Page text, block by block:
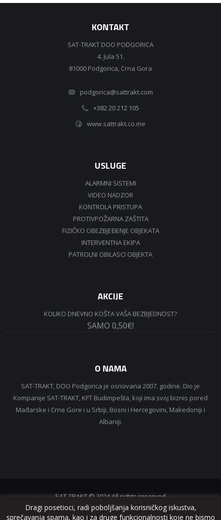
KONTAKT
SAT-TRAKT DOO PODGORICA
4. Jula 51.
81000 Podgorica, Crna Gora
podgorica@sattrakt.com
+382 20 212 105
www.sattrakt.co.me
USLUGE
ALARMNI SISTEMI
VIDEO NADZOR
KONTROLA PRISTUPA
PROTIVPOŽARNA ZAŠTITA
FIZIČKO OBEZBJEĐENJE OBJEKATA
INTERVENTNA EKIPA
PATROLNI OBILASCI OBJEKTA
AKCIJE
KOLIKO DNEVNO KOŠTA VAŠA BEZBJEDNOST?
SAMO 0,50€!
O NAMA
SAT-TRAKT, DOO Podgorica je osnovana 2007. godine. Dio je
Kompanije SAT-TRAKT, KFT Budimpešta, koji ima svoj biznis pored
Mađarske i Crne Gore i u Srbiji, Bosni i Hercegovini, Makedoniji i
Albaniji.
SAT-TRAKT © 2024 All rights reserved
Dragi posetioci, radi poboljšanja korisničkog iskustva,
sprečavanja spama, kao i za druge funkcionalnosti koje ne bismo